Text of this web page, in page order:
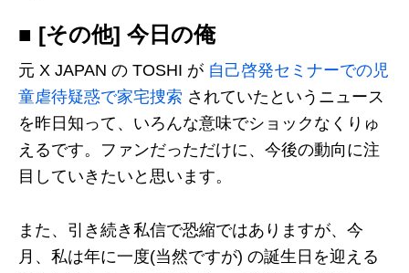
■ [その他] 今日の俺
元 X JAPAN の TOSHI が 自己啓発セミナーでの児
童虐待疑惑で家宅捜索 されていたというニュース
を昨日知って、いろんな意味でショックなくりゅ
えるです。ファンだっただけに、今後の動向に注
目していきたいと思います。
また、引き続き私信で恐縮ではありますが、今
月、私は年に一度(当然ですが) の誕生日を迎える